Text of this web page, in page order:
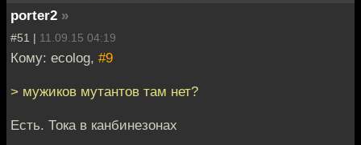
porter2 »
#51 | 11.09.15 04:19
Кому: ecolog, #9
> мужиков мутантов там нет?
Есть. Тока в канбинезонах